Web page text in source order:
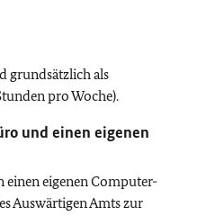
grundsätzlich als
pro Woche).
und einen eigenen
eigenen Computer-
Auswärtigen Amts zur